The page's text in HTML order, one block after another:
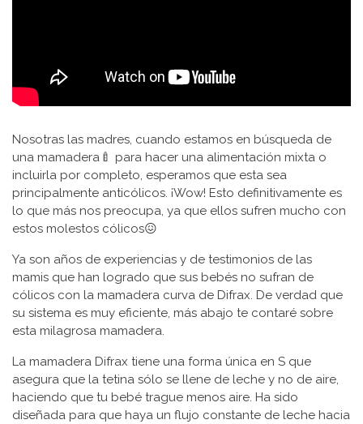
Nosotras las madres, cuando estamos en búsqueda de
una mamadera🍼 para hacer una alimentación mixta o
incluirla por completo, esperamos que esta sea
principalmente anticólicos. ¡Wow! Esto definitivamente es
lo que más nos preocupa, ya que ellos sufren mucho con
estos molestos cólicos😖
Ya son años de experiencias y de testimonios de las
mamis que han logrado que sus bebés no sufran de
cólicos con la mamadera curva de Difrax. De verdad que
su sistema es muy eficiente, más abajo te contaré sobre
esta milagrosa mamadera.
La mamadera Difrax tiene una forma única en S que
asegura que la tetina sólo se llene de leche y no de aire,
haciendo que tu bebé trague menos aire. Ha sido
diseñada para que haya un flujo constante de leche hacia